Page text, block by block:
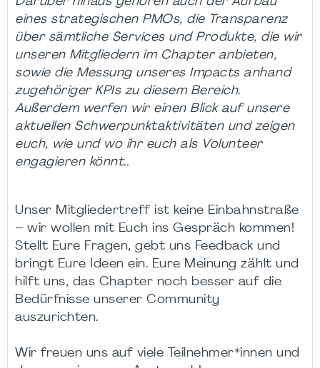
eines strategischen PMOs, die Transparenz
über sämtliche Services und Produkte, die wir
unseren Mitgliedern im Chapter anbieten,
sowie die Messung unseres Impacts anhand
zugehöriger KPIs zu diesem Bereich.
Außerdem werfen wir einen Blick auf unsere
aktuellen Schwerpunktaktivitäten und zeigen
euch, wie und wo ihr euch als Volunteer
engagieren könnt..
Unser Mitgliedertreff ist keine Einbahnstraße
– wir wollen mit Euch ins Gespräch kommen!
Stellt Eure Fragen, gebt uns Feedback und
bringt Eure Ideen ein. Eure Meinung zählt und
hilft uns, das Chapter noch besser auf die
Bedürfnisse unserer Community
auszurichten.
Wir freuen uns auf viele Teilnehmer*innen und